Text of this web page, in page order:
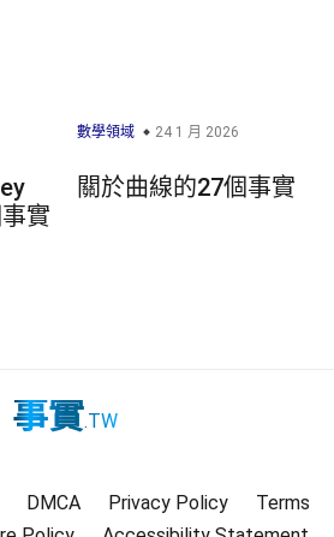
實
數學領域 24 1 月 2026
關於曲線的27個事實
事實.TW
DMCA Privacy Policy
Terms